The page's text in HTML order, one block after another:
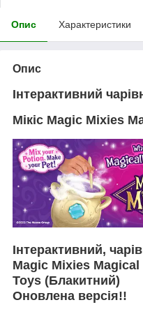
Опис Характеристики
Опис
Інтерактивний
Мікіс Magic Mixies
Інтерактивний,
Magic Mixies
Toys (Блакитний)
Оновлена версія!!